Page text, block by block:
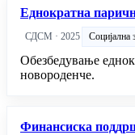
Еднократна
СДСМ · 2025 Социјална
Обезбедување
новороденче.
Финансиска